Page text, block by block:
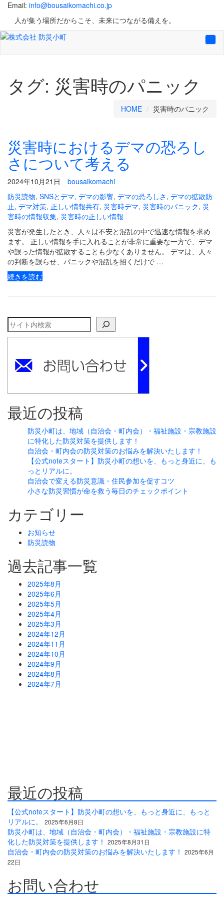
Email: info@bousaikomachi.co.jp
人が集う場所だからこそ、未来につながる備えを。
タグ: 災害時のパニック
HOME 災害時のパニック
災害時におけるデマの恐ろし
さについて考える
2024年10月21日
bousaikomachi
防災読物, SNSとデマ, デマの影響, デマの恐ろしさ , デマの拡散防
止, デマ対策, 正しい情報共有, 災害時デマ, 災害時のパニック, 災
害時の情報収集, 災害時の正しい情報
災害が発生したとき、人々は不安と混乱の中で迅速な情報を求め
ます。 正しい情報を手に入れることが非常に重要な一方で、デマ
や誤った情報が拡散することも少なくありません。 デマは、人々
の判断を誤らせ、パニックや混乱を招くだけで …
続きを読む
検索
最近の投稿
防災小町は、地域（自治会・町内会）・福祉施設・宗教施設
に特化した防災対策を提供します！
自治会・町内会の防災対策のお悩みを解決いたします！
【公式noteスタート】防災小町の想いを、もっと身近に、も
っとリアルに。
自治会で変える防災意識・住民参加を促すコツ
小さな防災習慣が命を救う毎日のチェックポイント
カテゴリー
お知らせ
防災読物
過去記事一覧
2025年8月
2025年6月
2025年5月
2025年4月
2025年3月
2024年12月
2024年11月
2024年10月
2024年9月
2024年8月
2024年7月
最近の投稿
【公式noteスタート】防災小町の想いを、もっと身近に、もっと
リアルに。
2025年6月8日
防災小町は、地域（自治会・町内会）・福祉施設・宗教施設に特
化した防災対策を提供します！ 2025年8月31日
自治会・町内会の防災対策のお悩みを解決いたします！ 2025年6月
22日
お問い合わせ